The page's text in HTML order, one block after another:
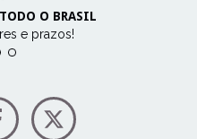
O BRASIL
e prazos!